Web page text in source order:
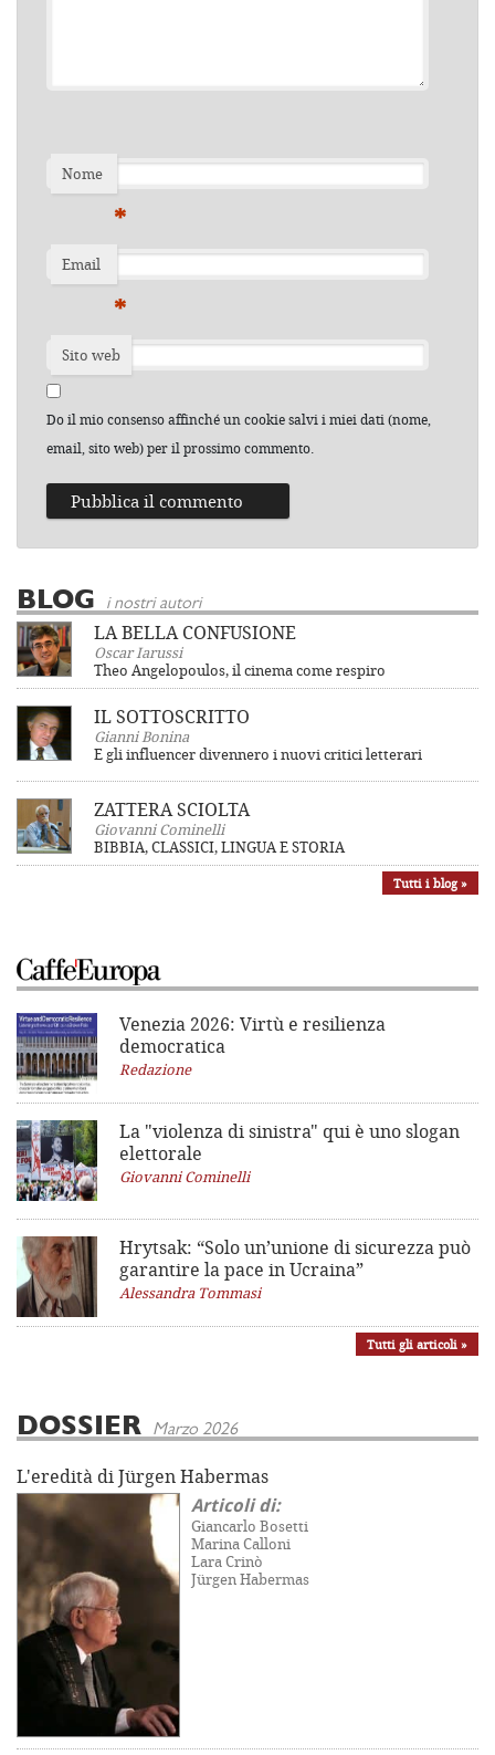
Nome
*
Email
*
Sito web
Do il mio consenso affinché un cookie salvi i miei dati (nome,
email, sito web) per il prossimo commento.
BLOG i nostri autori
LA BELLA CONFUSIONE
Oscar Iarussi
Theo Angelopoulos, il cinema come respiro
IL SOTTOSCRITTO
Gianni Bonina
E gli influencer divennero i nuovi critici letterari
ZATTERA SCIOLTA
Giovanni Cominelli
BIBBIA, CLASSICI, LINGUA E STORIA
Tutti i blog »
Venezia 2026: Virtù e resilienza
democratica
Redazione
La "violenza di sinistra" qui è uno slogan
elettorale
Giovanni Cominelli
Hrytsak: “Solo un’unione di sicurezza può
garantire la pace in Ucraina”
Alessandra Tommasi
Tutti gli articoli »
DOSSIER Marzo 2026
L'eredità di Jürgen Habermas
Articoli di:
Giancarlo Bosetti
Marina Calloni
Lara Crinò
Jürgen Habermas